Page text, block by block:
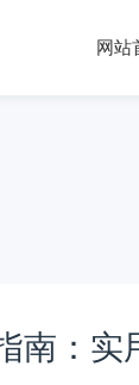
网站
南：实